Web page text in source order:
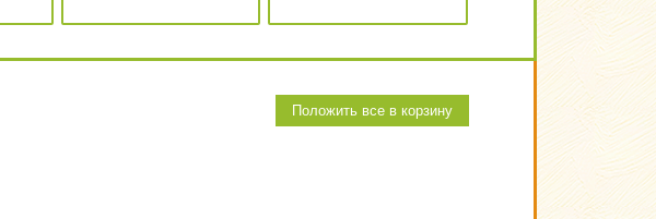
Положить все в корзину